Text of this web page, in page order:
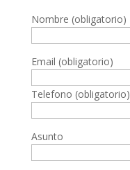
Nombre (obligatorio)
Email (obligatorio)
Telefono (obligatorio)
Asunto